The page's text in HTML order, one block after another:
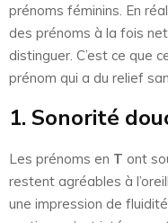
prénoms féminins. En
des prénoms à la fois
distinguer. C’est ce que
prénom qui a du relief
1. Sonorité
Les prénoms en T ont
restent agréables à
une impression de